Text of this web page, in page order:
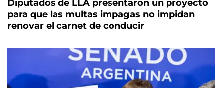
Diputados de LLA presentaron un proyecto
para que las multas impagas no impidan
renovar el carnet de conducir